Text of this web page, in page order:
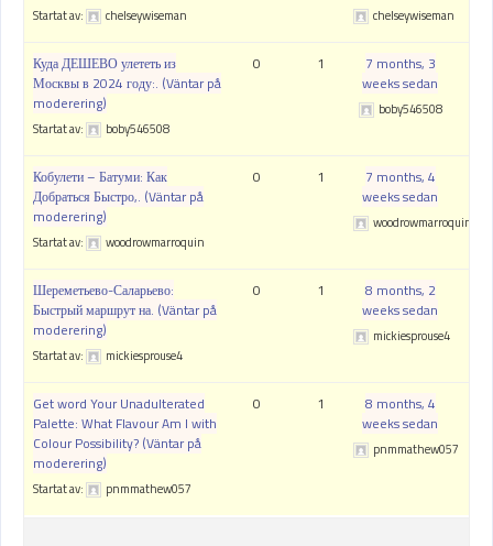
Startat av: chelseywiseman chelseywiseman
Куда ДЕШЕВО улететь из
Москвы в 2024 году:. (Väntar på
moderering)
Startat av: boby546508
0 1
7 months, 3
weeks sedan
boby546508
Кобулети – Батуми: Как
Добраться Быстро,. (Väntar på
moderering)
Startat av: woodrowmarroquin
0 1
7 months, 4
weeks sedan
woodrowmarroquin
Шереметьево-Саларьево:
Быстрый маршрут на. (Väntar på
moderering)
Startat av: mickiesprouse4
0 1
8 months, 2
weeks sedan
mickiesprouse4
Get word Your Unadulterated
Palette: What Flavour Am I with
Colour Possibility? (Väntar på
moderering)
Startat av: pnmmathew057
0 1
8 months, 4
weeks sedan
pnmmathew057